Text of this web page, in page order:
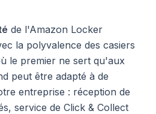
de l'Amazon Locker
la polyvalence des casiers
le premier ne sert qu'aux
peut être adapté à de
entreprise : réception de
service de Click & Collect